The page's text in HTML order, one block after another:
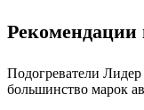
Рекомендации
Подогреватели
большинство марок